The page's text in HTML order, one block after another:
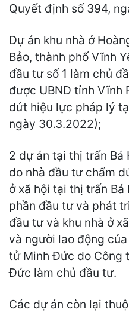
Quyết định số 394,
Dự án khu nhà ở
Bảo, thành phố Vĩnh
đầu tư số 1 làm chủ
được UBND tỉnh Vĩnh
dứt hiệu lực pháp lý
ngày 30.3.2022);
2 dự án tại thị trấn Bá
do nhà đầu tư chấm
ở xã hội tại thị trấn
phần đầu tư và phát
đầu tư và khu nhà ở
và người lao động
tử Minh Đức do Công
Đức làm chủ đầu tư.
Các dự án còn lại